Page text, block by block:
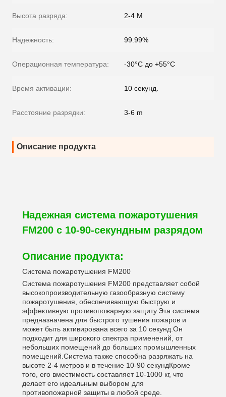
Высота разряда: 2-4 М
Надежность: 99.99%
Операционная температура: -30°C до +55°C
Время активации: 10 секунд.
Расстояние разрядки: 3-6 m
Описание продукта
Надежная система пожаротушения
FM200 с 10-90-секундным разрядом
Описание продукта:
Система пожаротушения FM200
Система пожаротушения FM200 представляет собой
высокопроизводительную газообразную систему
пожаротушения, обеспечивающую быструю и
эффективную противопожарную защиту.Эта система
предназначена для быстрого тушения пожаров и
может быть активирована всего за 10 секунд.Он
подходит для широкого спектра применений, от
небольших помещений до больших промышленных
помещений.Система также способна разряжать на
высоте 2-4 метров и в течение 10-90 секундКроме
того, его вместимость составляет 10-1000 кг, что
делает его идеальным выбором для
противопожарной защиты в любой среде.